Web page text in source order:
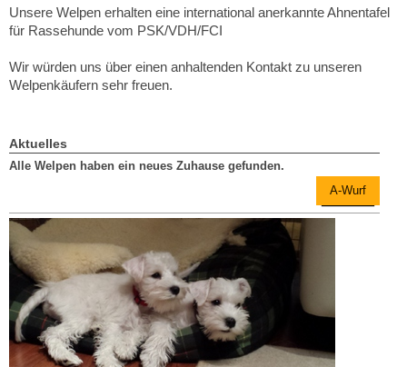
Unsere Welpen erhalten eine international anerkannte Ahnentafel
für Rassehunde vom PSK/VDH/FCI
Wir würden uns über einen anhaltenden Kontakt zu unseren
Welpenkäufern sehr freuen.
Aktuelles
Alle Welpen haben ein neues Zuhause gefunden.
A-Wurf